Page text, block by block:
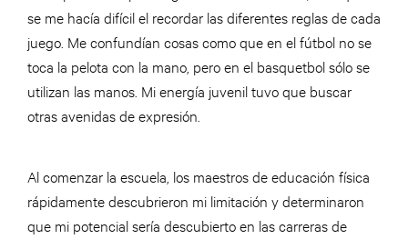
se me hacía difícil el recordar las diferentes reglas de cada
juego. Me confundían cosas como que en el fútbol no se
toca la pelota con la mano, pero en el basquetbol sólo se
utilizan las manos. Mi energía juvenil tuvo que buscar
otras avenidas de expresión.
Al comenzar la escuela, los maestros de educación física
rápidamente descubrieron mi limitación y determinaron
que mi potencial sería descubierto en las carreras de